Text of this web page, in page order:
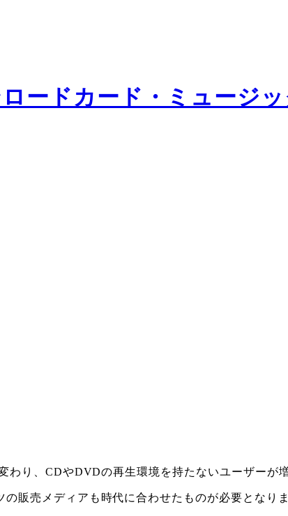
り、CDやDVDの再生環境を持たないユーザーが
販売メディアも時代に合わせたものが必要となりま